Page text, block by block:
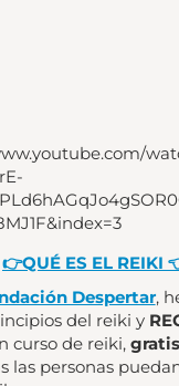
👉QUÉ ES EL REIKI
Despertar,
del reiki y
curso de reiki,
las personas